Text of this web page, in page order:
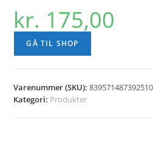
kr. 175,00
GÅ TIL SHOP
Varenummer (SKU):
Kategori: Produkter